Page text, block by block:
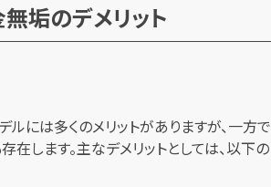
垢のデメリット
ルには多くのメリットがありますが、一方で
在します。主なデメリットとしては、以下の